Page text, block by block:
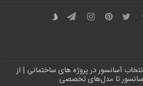
آسانسور در پروژه‌ های ساختمانی | از
تا مدل‌های تخصصی